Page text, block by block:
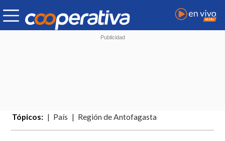
Tópicos: País Región de Antofagasta